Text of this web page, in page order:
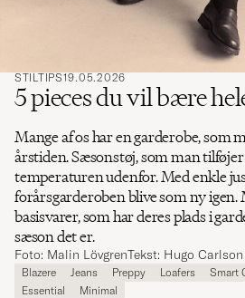
STILTIPS19.05.2026
5 pieces du vil bære
Mange af os har en garderobe, som
årstiden. Sæsonstøj, som man
temperaturen udenfor. Med enkle
forårsgarderoben blive som ny igen.
basisvarer, som har deres plads i
sæson det er.
Foto: Malin LövgrenTekst: Hugo Carlson
Blazere Jeans Preppy Loafers Smart
Essential
Minimal